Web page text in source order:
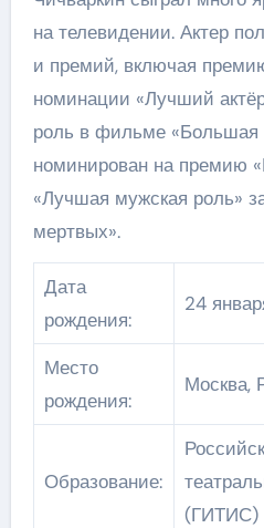
на телевидении. Актер
и премий, включая
номинации «Лучший
роль в фильме «Большая
номинирован на премию
«Лучшая мужская роль»
мертвых».
Дата
рождения:
24
Место
рождения:
Москва,
Образование:
(ГИТИС)